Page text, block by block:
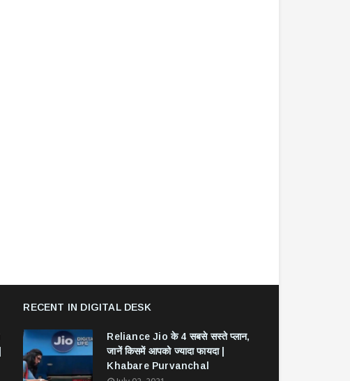
RECENT IN DIGITAL DESK
Reliance Jio के 4 सबसे सस्ते प्लान,
जानें किसमें आपको ज्यादा फायदा |
Khabare Purvanchal